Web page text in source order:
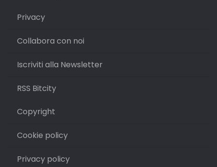
Privacy
Collabora con noi
Iscriviti alla Newsletter
RSS Bitcity
Copyright
Cookie policy
Privacy policy